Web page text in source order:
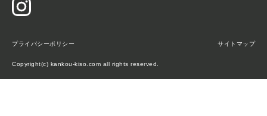
プライバシーポリシー サイトマップ
Copyright(c) kankou-kiso.com all rights reserved.